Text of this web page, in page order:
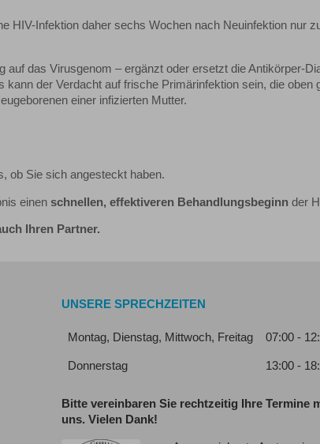
HIV-Infektion daher sechs Wochen nach Neuinfektion nur
auf das Virusgenom – ergänzt oder ersetzt die Antikörper-
kann der Verdacht auf frische Primärinfektion sein, die oben
einer infizierten Mutter.
ob Sie sich angesteckt haben.
einen schnellen, effektiveren Behandlungsbeginn der
Ihren Partner.
UNSERE SPRECHZEITEN
Montag, Dienstag, Mittwoch, Freitag 07:00 -
Donnerstag 13:00 -
Bitte vereinbaren Sie rechtzeitig Ihre Termine
uns. Vielen Dank!